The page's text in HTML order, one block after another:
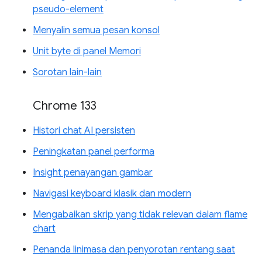
pseudo-element
Menyalin semua pesan konsol
Unit byte di panel Memori
Sorotan lain-lain
Chrome 133
Histori chat AI persisten
Peningkatan panel performa
Insight penayangan gambar
Navigasi keyboard klasik dan modern
Mengabaikan skrip yang tidak relevan dalam flame
chart
Penanda linimasa dan penyorotan rentang saat